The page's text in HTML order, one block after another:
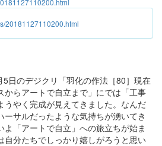
20181127110200.html
日のデジクリ「羽化の作法［80］現在
らアートで自立まで」にでは「工事
うやく完成が見えてきました。なんだ
サルだったような気持ちが湧いてき
よ「アートで自立」への旅立ちが始ま
自分たちでしっかり嬉しがろうと思い